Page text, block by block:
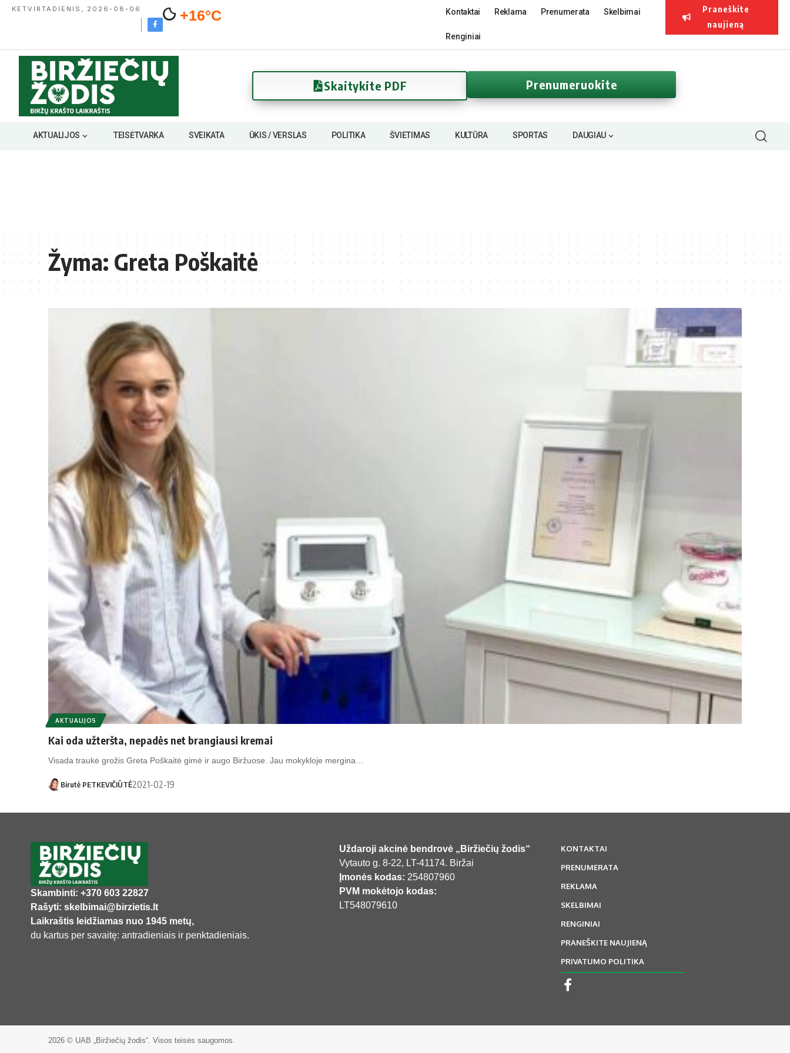
KETVIRTADIENIS, 2026-08-06 +16°C Kontaktai Reklama Prenumerata Skelbimai
Renginiai
Praneškite
naujieną
Skaitykite PDF Prenumeruokite
AKTUALIJOS TEISĖTVARKA SVEIKATA ŪKIS / VERSLAS POLITIKA ŠVIETIMAS KULTŪRA SPORTAS DAUGIAU
Žyma:Greta Poškaitė
AKTUALIJOS
Kai oda užteršta, nepadės net brangiausi kremai
Visada traukė grožis Greta Poškaitė gimė ir augo Biržuose. Jau mokykloje mergina…
Birutė PETKEVIČIŪTĖ2021-02-19
Skambinti: +370 603 22827
Rašyti: skelbimai@birzietis.lt
Laikraštis leidžiamas nuo 1945 metų,
du kartus per savaitę: antradieniais ir penktadieniais.
Uždaroji akcinė bendrovė „Biržiečių žodis“
Vytauto g. 8-22, LT-41174. Biržai
Įmonės kodas: 254807960
PVM mokėtojo kodas:
LT548079610
KONTAKTAI
PRENUMERATA
REKLAMA
SKELBIMAI
RENGINIAI
PRANEŠKITE NAUJIENĄ
PRIVATUMO POLITIKA
2026 © UAB „Biržiečių žodis“. Visos teisės saugomos.